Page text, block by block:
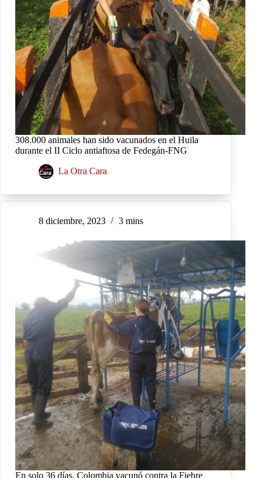
308.000 animales han sido vacunados en el Huila
durante el II Ciclo antiaftosa de Fedegán-FNG
La Otra Cara
8 diciembre, 2023 3 mins
En solo 36 días, Colombia vacunó contra la Fiebre